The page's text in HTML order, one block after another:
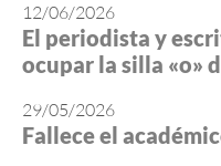
12/06/2026
El periodista y
ocupar la silla «o»
29/05/2026
Fallece el